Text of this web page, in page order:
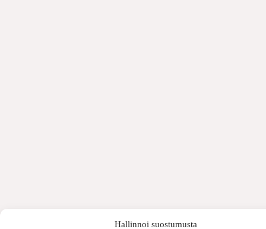
Hallinnoi suostumusta